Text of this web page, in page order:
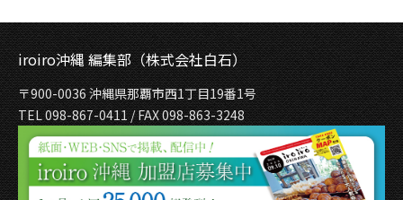
iroiro沖縄 編集部（株式会社白石）
〒900-0036 沖縄県那覇市西1丁目19番1号
TEL 098-867-0411 / FAX 098-863-3248